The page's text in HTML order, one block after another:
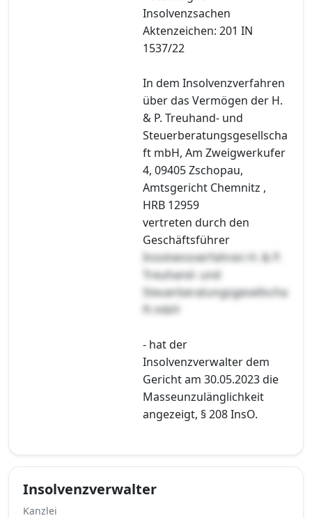
Insolvenzsachen
Aktenzeichen: 201 IN
1537/22
In dem Insolvenzverfahren
über das Vermögen der H.
& P. Treuhand- und
Steuerberatungsgesellscha
ft mbH, Am Zweigwerkufer
4, 09405 Zschopau,
Amtsgericht Chemnitz ,
HRB 12959
vertreten durch den
Geschäftsführer
Insolvenzverfahren H. & P.
Treuhand- und
Steuerberatungsgesellscha
ft mbH
- hat der
Insolvenzverwalter dem
Gericht am 30.05.2023 die
Masseunzulänglichkeit
angezeigt, § 208 InsO.
Insolvenzverwalter
Kanzlei